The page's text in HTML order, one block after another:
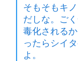
そもそもキ
だしな。ご
毒化される
ったらシイ
よ。